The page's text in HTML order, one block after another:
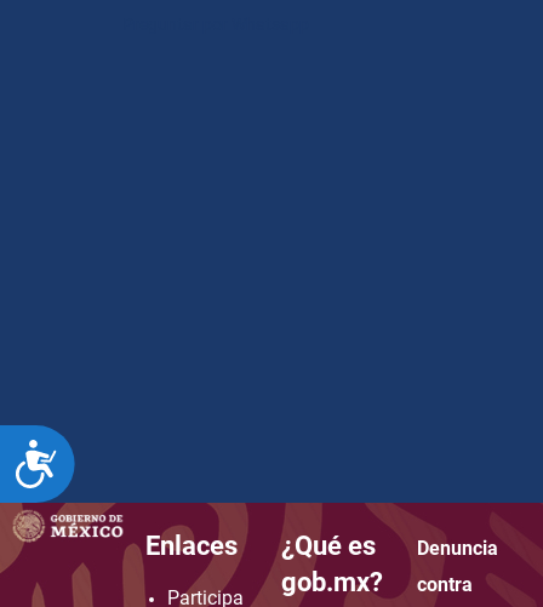
ACCESIBILIDAD
how to embed google map in website
Enlaces
Participa
¿Qué es
gob.mx?
Denuncia
contra